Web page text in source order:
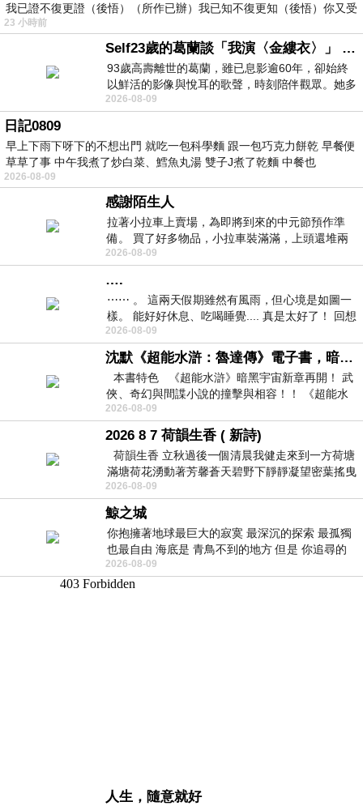
我已證不復更證（後悟）（所作已辦）我已知不復更知（後悟）你又受
23 小時前
Self23歲的葛蘭談「我演〈金縷衣〉」 #戀上老電影 #粟子 #葛蘭
93歲高壽離世的葛蘭，雖已息影逾60年，卻始終
以鮮活的影像與悅耳的歌聲，時刻陪伴觀眾。她多
才多藝、陽光開朗的形象，不僅保留在電影
2026-08-09
日記0809
早上下雨下呀下的不想出門 就吃一包科學麵 跟一包巧克力餅乾 早餐便
草草了事 中午我煮了炒白菜、鱈魚丸湯 雙子J煮了乾麵 中餐也
2026-08-09
感謝陌生人
拉著小拉車上賣場，為即將到來的中元節預作準
備。 買了好多物品，小拉車裝滿滿，上頭還堆兩
紙箱。 雖辛苦了點，這點程度我一個人搬
2026-08-09
….
⋯⋯ 。 這兩天假期雖然有風雨，但心境是如圖一
樣。 能好好休息、吃喝睡覺.... 真是太好了！ 回想
起來，以前根本就很難有這
2026-08-09
沈默《超能水滸：魯達傳》電子書，暗黑宇宙新章，一一五年八月璀璨上架！
本書特色 《超能水滸》暗黑宇宙新章再開！ 武
俠、奇幻與間諜小說的撞擊與相容！！ 《超能水
滸》系列第四部
2026-08-09
2026 8 7 荷韻生香 ( 新詩)
荷韻生香 立秋過後一個清晨我健走來到一方荷塘
滿塘荷花湧動著芳馨蒼天碧野下靜靜凝望密葉搖曳
幽泉中復有蛙鳴嘓嘓水波裡搖曳
2026-08-09
鯨之城
你抱擁著地球最巨大的寂寞 最深沉的探索 最孤獨
也最自由 海底是 青鳥不到的地方 但是 你追尋的
幸福 可以比珍珠更
2026-08-09
人生，隨意就好